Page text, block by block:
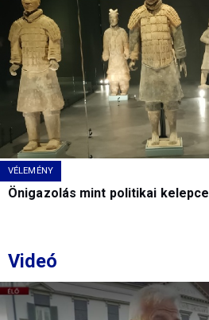
VÉLEMÉNY
Önigazolás mint politikai kelepce
Videó